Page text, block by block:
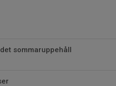
sommaruppehåll